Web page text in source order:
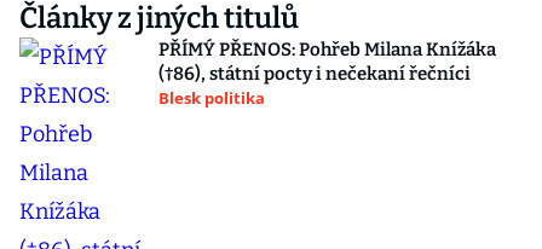
Články z jiných titulů
PŘÍMÝ PŘENOS: Pohřeb Milana Knížáka
(†86), státní pocty i nečekaní řečníci
Blesk politika